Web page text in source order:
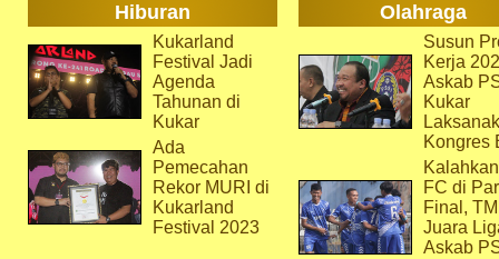
Hiburan Olahraga
Kukarland
Festival Jadi
Agenda
Tahunan di
Kukar
Ada
Pemecahan
Rekor MURI di
Kukarland
Festival 2023
Susun
Kerja
Askab
Kukar
Kongres
FC di
Final,
Juara
Askab